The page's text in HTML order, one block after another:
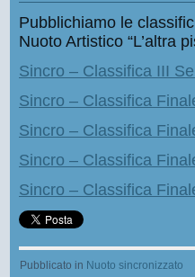
Pubblichiamo le
Nuoto Artistico “L’altra
Sincro – Classifica III
Sincro – Classifica
Sincro – Classifica
Sincro – Classifica
Sincro – Classifica
Pubblicato in Nuoto sincronizzato